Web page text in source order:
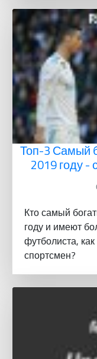
Топ-3 Самый
2019 году
Кто самый
году и имеют
футболиста,
спортсмен?